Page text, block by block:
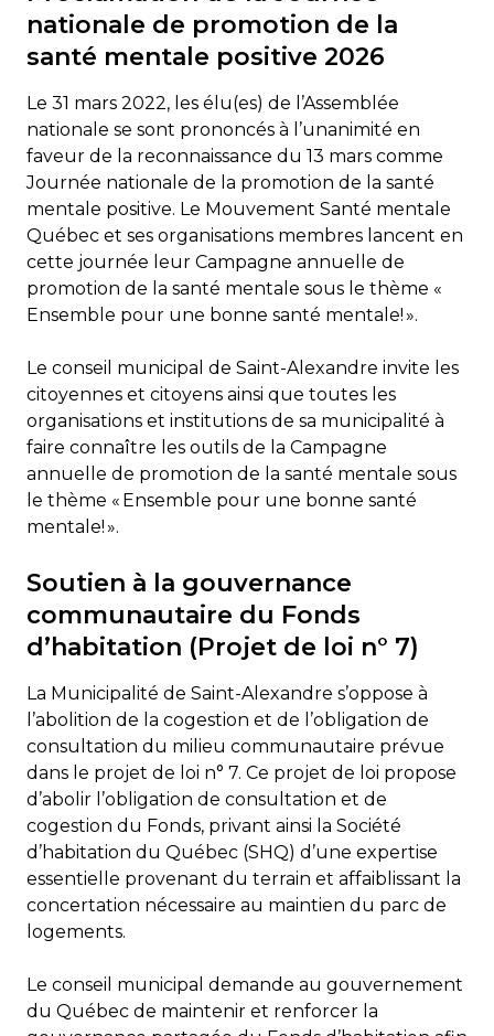
nationale de promotion de la
santé mentale positive 2026
Le 31 mars 2022, les élu(es) de l’Assemblée
nationale se sont prononcés à l’unanimité en
faveur de la reconnaissance du 13 mars comme
Journée nationale de la promotion de la santé
mentale positive. Le Mouvement Santé mentale
Québec et ses organisations membres lancent en
cette journée leur Campagne annuelle de
promotion de la santé mentale sous le thème «
Ensemble pour une bonne santé mentale! ».
Le conseil municipal de Saint-Alexandre invite les
citoyennes et citoyens ainsi que toutes les
organisations et institutions de sa municipalité à
faire connaître les outils de la Campagne
annuelle de promotion de la santé mentale sous
le thème « Ensemble pour une bonne santé
mentale! ».
Soutien à la gouvernance
communautaire du Fonds
d’habitation (Projet de loi n° 7)
La Municipalité de Saint-Alexandre s’oppose à
l’abolition de la cogestion et de l’obligation de
consultation du milieu communautaire prévue
dans le projet de loi n° 7. Ce projet de loi propose
d’abolir l’obligation de consultation et de
cogestion du Fonds, privant ainsi la Société
d’habitation du Québec (SHQ) d’une expertise
essentielle provenant du terrain et affaiblissant la
concertation nécessaire au maintien du parc de
logements.
Le conseil municipal demande au gouvernement
du Québec de maintenir et renforcer la